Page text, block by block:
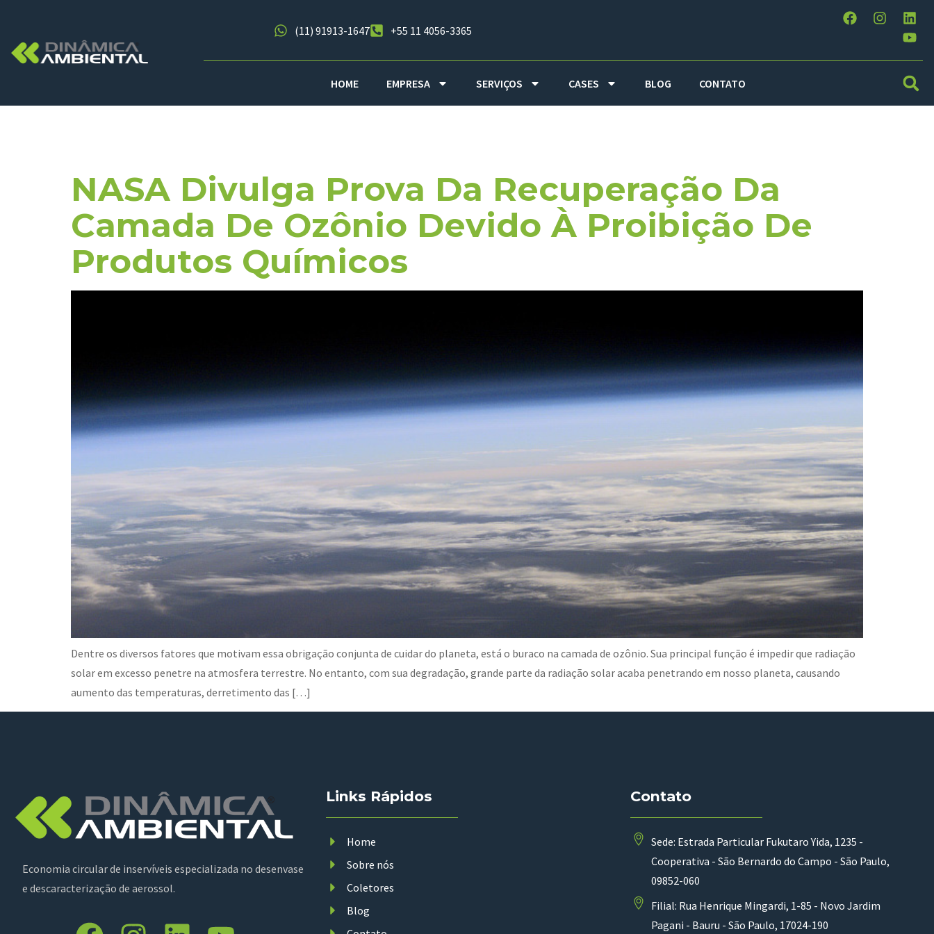
(11) 91913-1647 +55 11 4056-3365
HOME EMPRESA SERVIÇOS CASES BLOG CONTATO
NASA Divulga Prova Da Recuperação Da
Camada De Ozônio Devido À Proibição De
Produtos Químicos
Dentre os diversos fatores que motivam essa obrigação conjunta de cuidar do planeta, está o buraco na camada de ozônio. Sua principal função é impedir que radiação
solar em excesso penetre na atmosfera terrestre. No entanto, com sua degradação, grande parte da radiação solar acaba penetrando em nosso planeta, causando
aumento das temperaturas, derretimento das […]
Economia circular de inservíveis especializada no desenvase
e descaracterização de aerossol.
Links Rápidos
Home
Sobre nós
Coletores
Blog
Contato
Sede: Estrada Particular Fukutaro Yida, 1235 -
Cooperativa - São Bernardo do Campo - São Paulo,
09852-060
Filial: Rua Henrique Mingardi, 1-85 - Novo Jardim
Pagani - Bauru - São Paulo, 17024-190